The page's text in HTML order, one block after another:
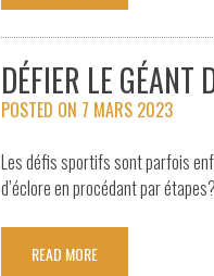
DÉFIER LE GÉANT
POSTED ON 7 MARS 2023
Les défis sportifs sont parfois
d’éclore en procédant par
READ MORE